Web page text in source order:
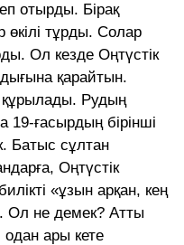
отырды. Бірақ
тұрды. Солар
Ол кезде Оңтүстік
қарайтын.
құрылады. Рудың
ғасырдың бірінші
Батыс сұлтан
Оңтүстік
«ұзын арқан, кең
Ол не демек? Атты
ары кете